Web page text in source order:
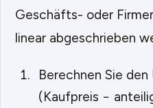
Geschäfts- oder
linear abgeschrieben
Berechnen Sie
(Kaufpreis −